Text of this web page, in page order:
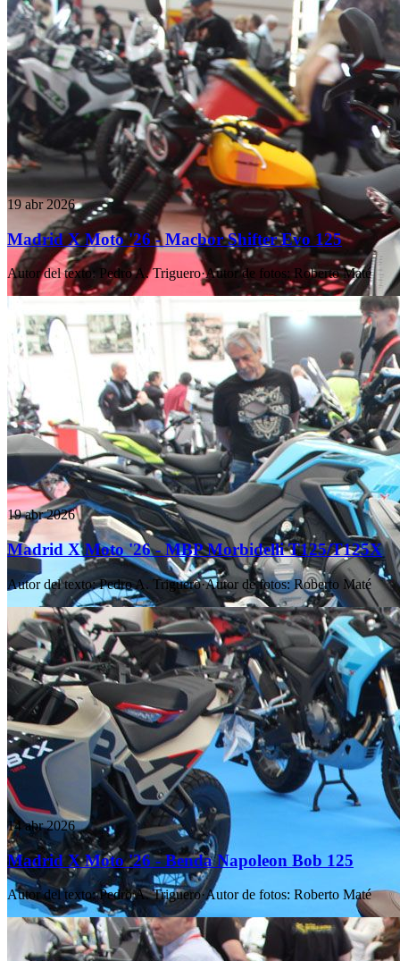
19 abr 2026
Madrid X Moto '26 - Macbor Shifter Evo 125
Autor del texto: Pedro A. Triguero·Autor de fotos: Roberto Maté
19 abr 2026
Madrid X Moto '26 - MBP Morbidelli T125/T125X
Autor del texto: Pedro A. Triguero·Autor de fotos: Roberto Maté
14 abr 2026
Madrid X Moto '26 - Benda Napoleon Bob 125
Autor del texto: Pedro A. Triguero·Autor de fotos: Roberto Maté